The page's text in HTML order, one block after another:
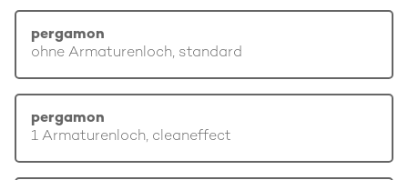
pergamon
ohne Armaturenloch, standard
pergamon
1 Armaturenloch, cleaneffect